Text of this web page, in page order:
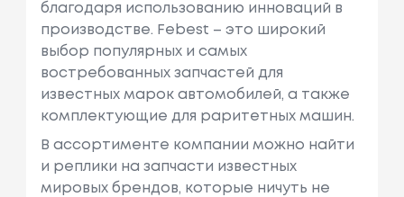
благодаря использованию инноваций в
производстве. Febest – это широкий
выбор популярных и самых
востребованных запчастей для
известных марок автомобилей, а также
комплектующие для раритетных машин.
В ассортименте компании можно найти
и реплики на запчасти известных
мировых брендов, которые ничуть не